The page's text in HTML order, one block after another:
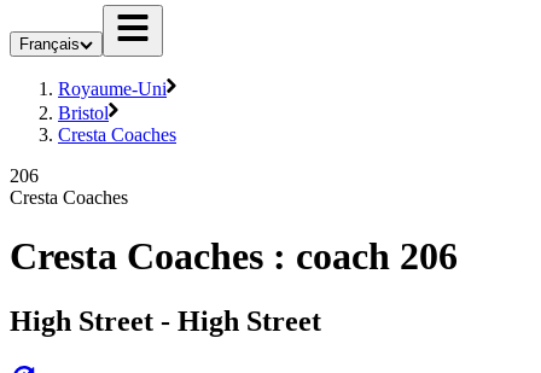
Français
Royaume-Uni
Bristol
Cresta Coaches
206
Cresta Coaches
Cresta Coaches : coach 206
High Street - High Street